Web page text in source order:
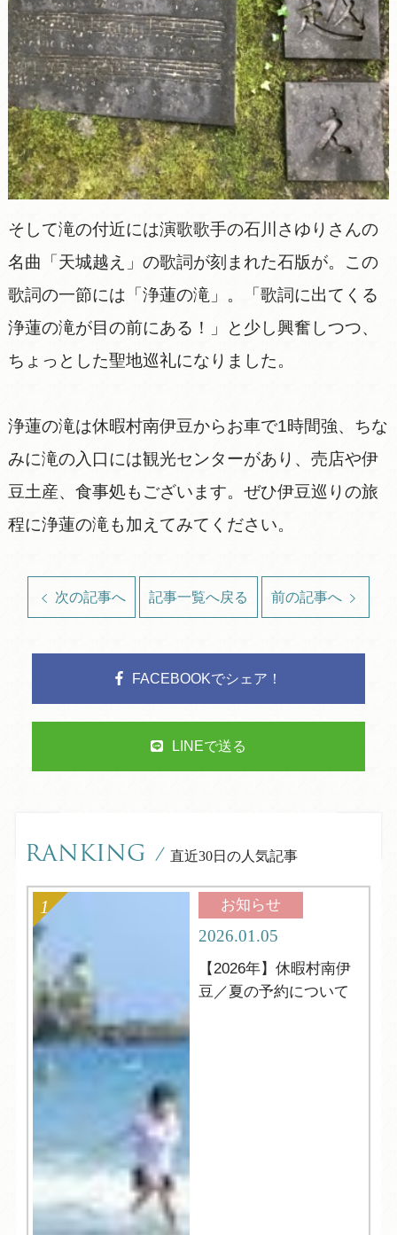
そして滝の付近には演歌歌手の石川さゆりさんの
名曲「天城越え」の歌詞が刻まれた石版が。この
歌詞の一節には「浄蓮の滝」。「歌詞に出てくる
浄蓮の滝が目の前にある！」と少し興奮しつつ、
ちょっとした聖地巡礼になりました。
浄蓮の滝は休暇村南伊豆からお車で1時間強、ちな
みに滝の入口には観光センターがあり、売店や伊
豆土産、食事処もございます。ぜひ伊豆巡りの旅
程に浄蓮の滝も加えてみてください。
次の記事へ 記事一覧へ戻る 前の記事へ
FACEBOOKでシェア！
LINEで送る
RANKING / 直近30日の人気記事
お知らせ
2026.01.05
【2026年】休暇村南伊
豆／夏の予約について